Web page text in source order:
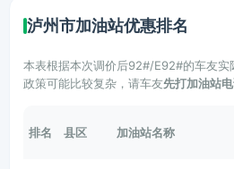
泸州市加油站优惠排名
本表根据本次调价后92#/E92#的车友实
政策可能比较复杂，请车友先打加油站
排名 县区 加油站名称